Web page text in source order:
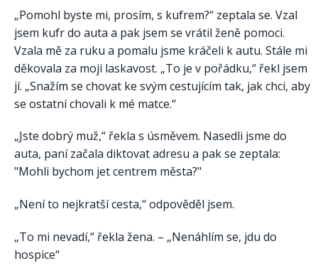
„Pomohl byste mi, prosím, s kufrem?“ zeptala se. Vzal
jsem kufr do auta a pak jsem se vrátil ženě pomoci.
Vzala mě za ruku a pomalu jsme kráčeli k autu. Stále mi
děkovala za moji laskavost. „To je v pořádku,“ řekl jsem
jí. „Snažím se chovat ke svým cestujícím tak, jak chci, aby
se ostatní chovali k mé matce.“
„Jste dobrý muž,“ řekla s úsměvem. Nasedli jsme do
auta, paní začala diktovat adresu a pak se zeptala:
"Mohli bychom jet centrem města?"
„Není to nejkratší cesta,“ odpověděl jsem.
„To mi nevadí,“ řekla žena. – „Nenáhlím se, jdu do
hospice“